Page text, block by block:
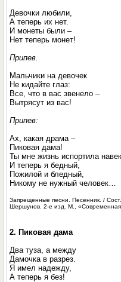
Девочки любили,
А теперь их нет.
И монеты были –
Нет теперь монет!
Припев.
Мальчики на девочек
Не кидайте глаз:
Все, что в вас звенело –
Вытрясут из вас!
Припев:
Ах, какая драма –
Пиковая дама!
Ты мне жизнь испортила
И теперь я бедный,
Пожилой и бледный,
Никому не нужный человек…
Запрещенные песни. Песенник. /
Шершунов. 2-е изд. М.,
2. Пиковая дама
Два туза, а между
Дамочка в разрез.
Я имел надежду,
А теперь я без!